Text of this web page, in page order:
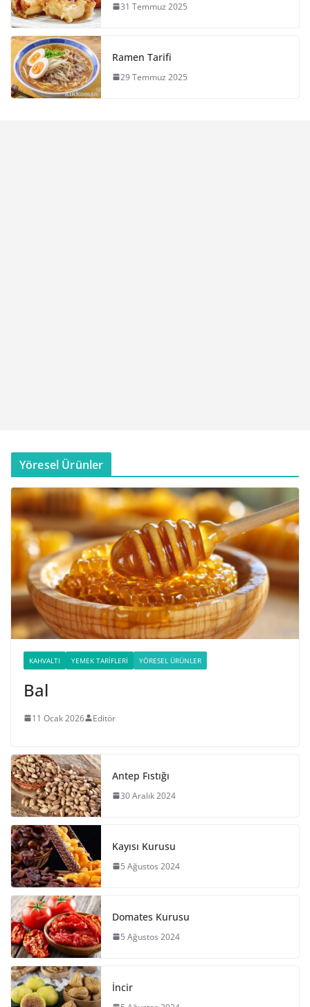
31 Temmuz 2025
Ramen Tarifi
29 Temmuz 2025
Yöresel Ürünler
KAHVALTI YEMEK TARIFLERI YÖRESEL ÜRÜNLER
Bal
11 Ocak 2026 Editör
Antep Fıstığı
30 Aralık 2024
Kayısı Kurusu
5 Ağustos 2024
Domates Kurusu
5 Ağustos 2024
İncir